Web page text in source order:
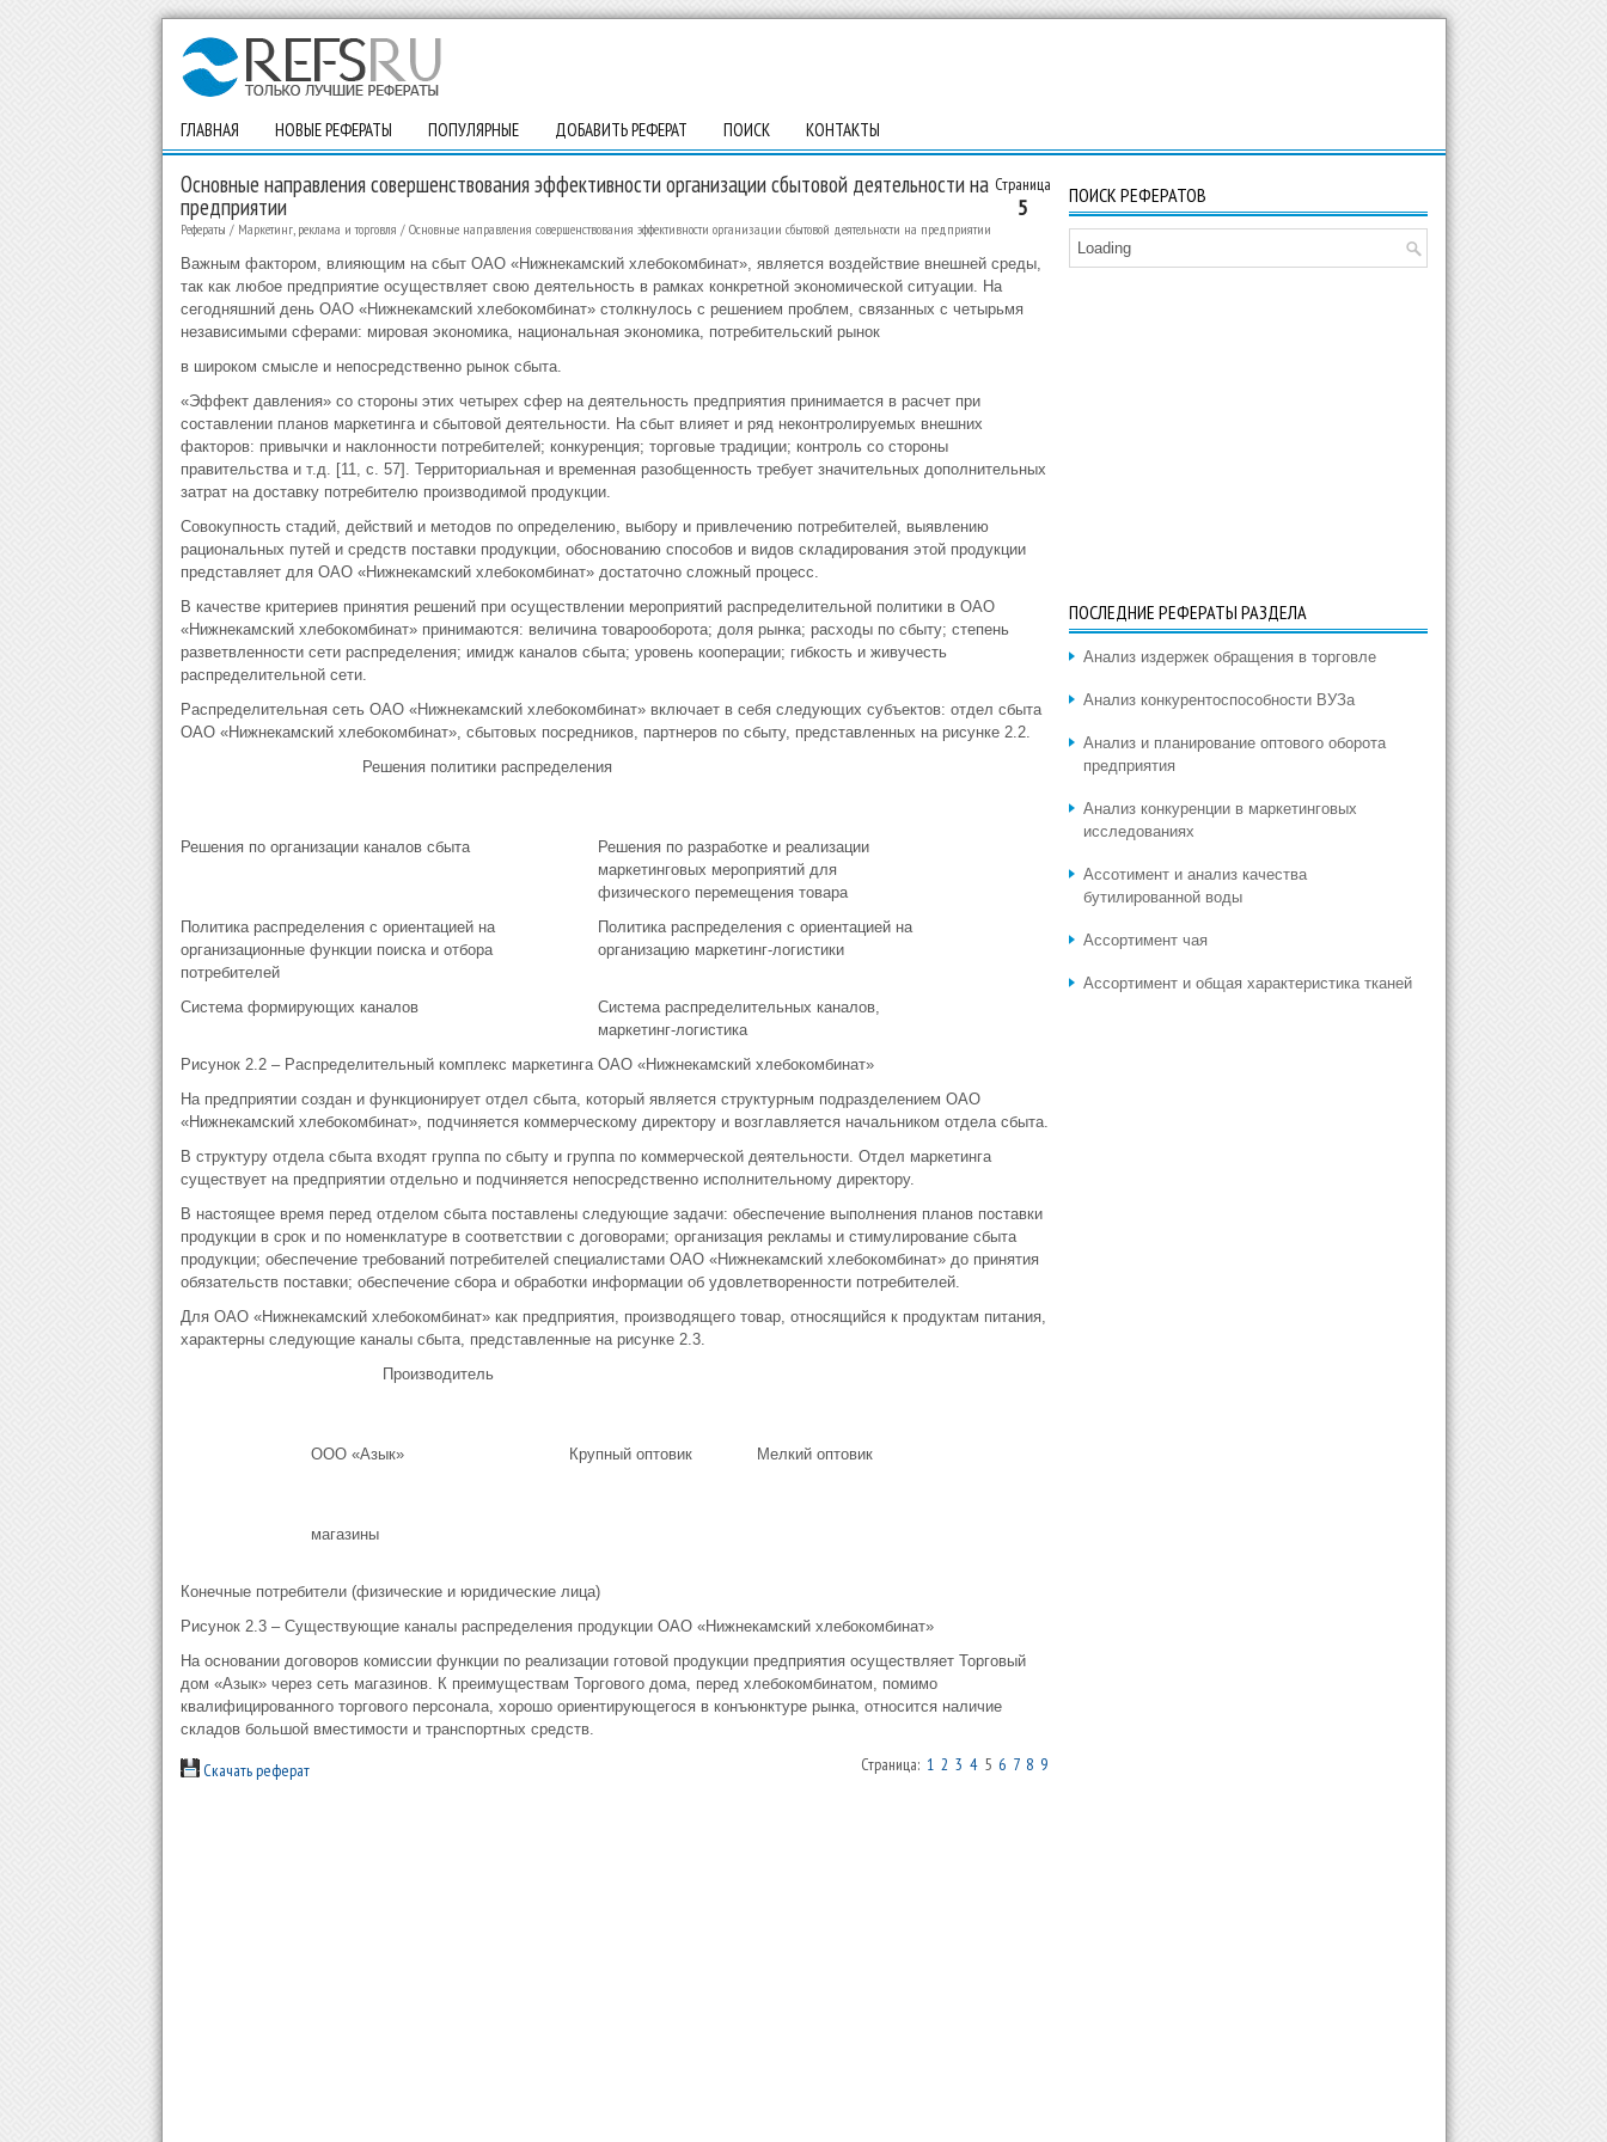
ГЛАВНАЯ НОВЫЕ РЕФЕРАТЫ ПОПУЛЯРНЫЕ ДОБАВИТЬ РЕФЕРАТ ПОИСК КОНТАКТЫ
Страница
5
Основные направления совершенствования эффективности организации сбытовой деятельности на
предприятии
Рефераты / Маркетинг, реклама и торговля / Основные направления совершенствования эффективности организации сбытовой деятельности на предприятии
Важным фактором, влияющим на сбыт ОАО «Нижнекамский хлебокомбинат», является воздействие внешней среды,
так как любое предприятие осуществляет свою деятельность в рамках конкретной экономической ситуации. На
сегодняшний день ОАО «Нижнекамский хлебокомбинат» столкнулось с решением проблем, связанных с четырьмя
независимыми сферами: мировая экономика, национальная экономика, потребительский рынок
в широком смысле и непосредственно рынок сбыта.
«Эффект давления» со стороны этих четырех сфер на деятельность предприятия принимается в расчет при
составлении планов маркетинга и сбытовой деятельности. На сбыт влияет и ряд неконтролируемых внешних
факторов: привычки и наклонности потребителей; конкуренция; торговые традиции; контроль со стороны
правительства и т.д. [11, с. 57]. Территориальная и временная разобщенность требует значительных дополнительных
затрат на доставку потребителю производимой продукции.
Совокупность стадий, действий и методов по определению, выбору и привлечению потребителей, выявлению
рациональных путей и средств поставки продукции, обоснованию способов и видов складирования этой продукции
представляет для ОАО «Нижнекамский хлебокомбинат» достаточно сложный процесс.
В качестве критериев принятия решений при осуществлении мероприятий распределительной политики в ОАО
«Нижнекамский хлебокомбинат» принимаются: величина товарооборота; доля рынка; расходы по сбыту; степень
разветвленности сети распределения; имидж каналов сбыта; уровень кооперации; гибкость и живучесть
распределительной сети.
Распределительная сеть ОАО «Нижнекамский хлебокомбинат» включает в себя следующих субъектов: отдел сбыта
ОАО «Нижнекамский хлебокомбинат», сбытовых посредников, партнеров по сбыту, представленных на рисунке 2.2.
Решения политики распределения
Решения по организации каналов сбыта
Решения по разработке и реализации
маркетинговых мероприятий для
физического перемещения товара
Политика распределения с ориентацией на
организационные функции поиска и отбора
потребителей
Политика распределения с ориентацией на
организацию маркетинг-логистики
Система формирующих каналов
Система распределительных каналов,
маркетинг-логистика
Рисунок 2.2 – Распределительный комплекс маркетинга ОАО «Нижнекамский хлебокомбинат»
На предприятии создан и функционирует отдел сбыта, который является структурным подразделением ОАО
«Нижнекамский хлебокомбинат», подчиняется коммерческому директору и возглавляется начальником отдела сбыта.
В структуру отдела сбыта входят группа по сбыту и группа по коммерческой деятельности. Отдел маркетинга
существует на предприятии отдельно и подчиняется непосредственно исполнительному директору.
В настоящее время перед отделом сбыта поставлены следующие задачи: обеспечение выполнения планов поставки
продукции в срок и по номенклатуре в соответствии с договорами; организация рекламы и стимулирование сбыта
продукции; обеспечение требований потребителей специалистами ОАО «Нижнекамский хлебокомбинат» до принятия
обязательств поставки; обеспечение сбора и обработки информации об удовлетворенности потребителей.
Для ОАО «Нижнекамский хлебокомбинат» как предприятия, производящего товар, относящийся к продуктам питания,
характерны следующие каналы сбыта, представленные на рисунке 2.3.
Производитель
ООО «Азык» Крупный оптовик Мелкий оптовик
магазины
Конечные потребители (физические и юридические лица)
Рисунок 2.3 – Существующие каналы распределения продукции ОАО «Нижнекамский хлебокомбинат»
На основании договоров комиссии функции по реализации готовой продукции предприятия осуществляет Торговый
дом «Азык» через сеть магазинов. К преимуществам Торгового дома, перед хлебокомбинатом, помимо
квалифицированного торгового персонала, хорошо ориентирующегося в конъюнктуре рынка, относится наличие
складов большой вместимости и транспортных средств.
Скачать реферат Страница: 1 2 3 45 6 7 8 9
ПОИСК РЕФЕРАТОВ
Loading
ПОСЛЕДНИЕ РЕФЕРАТЫ РАЗДЕЛА
Анализ издержек обращения в торговле
Анализ конкурентоспособности ВУЗа
Анализ и планирование оптового оборота
предприятия
Анализ конкуренции в маркетинговых
исследованиях
Ассотимент и анализ качества
бутилированной воды
Ассортимент чая
Ассортимент и общая характеристика тканей